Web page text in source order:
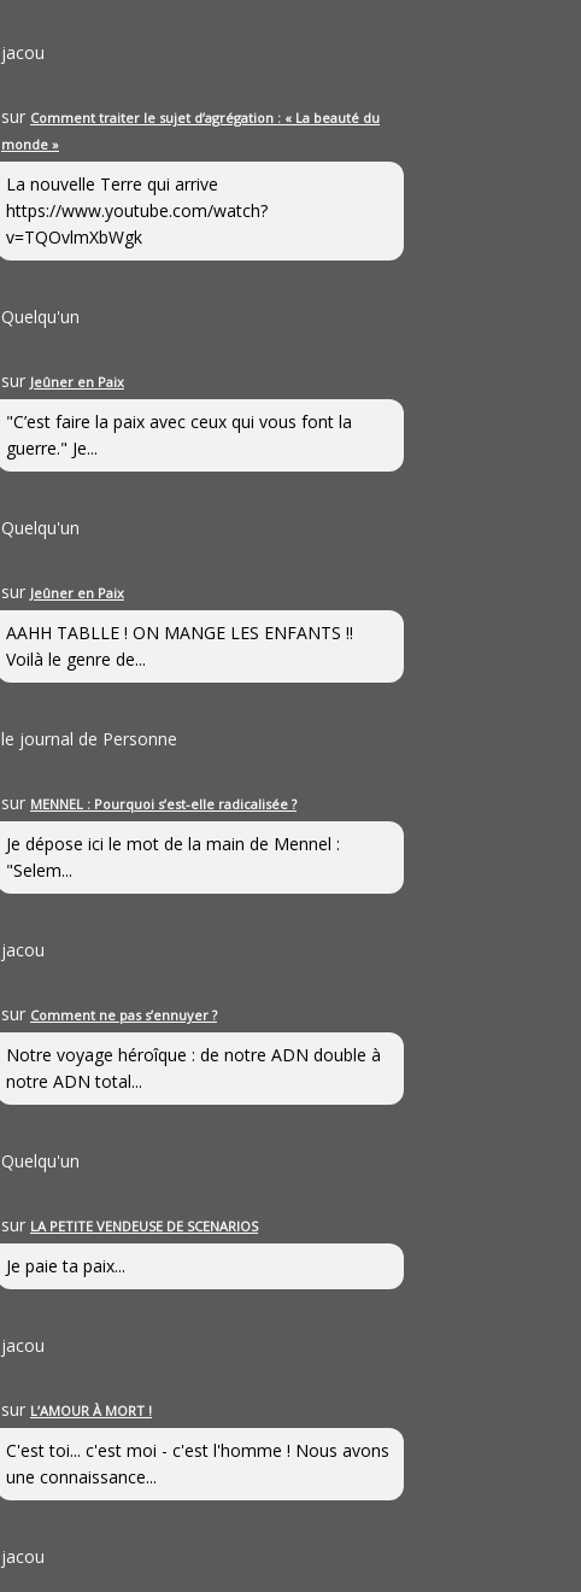
jacou
sur Comment traiter le sujet d’agrégation : « La beauté du
monde »
La nouvelle Terre qui arrive
https://www.youtube.com/watch?
v=TQOvlmXbWgk
Quelqu'un
sur Jeûner en Paix
"C’est faire la paix avec ceux qui vous font la
guerre." Je...
Quelqu'un
sur Jeûner en Paix
AAHH TABLLE ! ON MANGE LES ENFANTS !!
Voilà le genre de...
le journal de Personne
sur MENNEL : Pourquoi s’est-elle radicalisée ?
Je dépose ici le mot de la main de Mennel :
"Selem...
jacou
sur Comment ne pas s’ennuyer ?
Notre voyage héroîque : de notre ADN double à
notre ADN total...
Quelqu'un
sur LA PETITE VENDEUSE DE SCENARIOS
Je paie ta paix...
jacou
sur L’AMOUR À MORT !
C'est toi... c'est moi - c'est l'homme ! Nous avons
une connaissance...
jacou